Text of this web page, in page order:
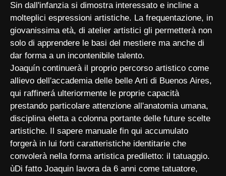
Sin dall'infanzia si dimostra interessato e incline a
molteplici espressioni artistiche. La frequentazione, in
giovanissima età, di atelier artistici gli permetterà non
solo di apprendere le basi del mestiere ma anche di
dar forma a un incontenibile talento.
Joaquín continuerà il proprio percorso artistico come
allievo dell'accademia delle belle Arti di Buenos Aires,
qui raffinerá ulteriormente le proprie capacità
prestando particolare attenzione all'anatomia umana,
disciplina eletta a colonna portante delle future scelte
artistiche. Il sapere manuale fin qui accumulato
forgerà in lui forti caratteristiche identitarie che
convolerà nella forma artistica prediletto: il tatuaggio.
ùDi fatto Joaquin lavora da 6 anni come tatuatore,